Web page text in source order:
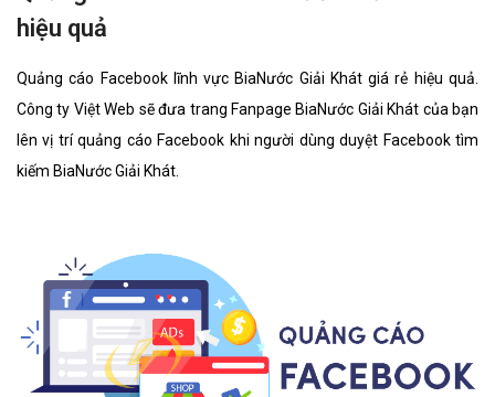
hiệu quả
Quảng cáo Facebook lĩnh vực BiaNước Giải Khát giá rẻ hiệu quả.
Công ty Việt Web sẽ đưa trang Fanpage BiaNước Giải Khát của bạn
lên vị trí quảng cáo Facebook khi người dùng duyệt Facebook tìm
kiếm BiaNước Giải Khát.